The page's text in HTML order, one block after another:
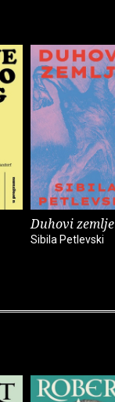
Duhovi zemlje
Sibila Petlevski